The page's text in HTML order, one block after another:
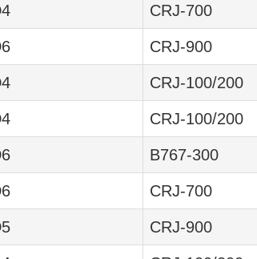
CRJ-700
CRJ-900
CRJ-100/200
CRJ-100/200
B767-300
CRJ-700
CRJ-900